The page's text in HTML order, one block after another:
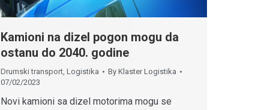
Kamioni na dizel pogon mogu da
ostanu do 2040. godine
Drumski transport, Logistika By Klaster Logistika
07/02/2023
Novi kamioni sa dizel motorima mogu se